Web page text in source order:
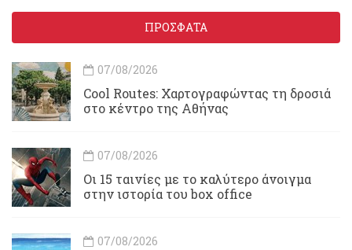
ΠΡΟΣΦΑΤΑ
07/08/2026
Cool Routes: Χαρτογραφώντας τη δροσιά
στο κέντρο της Αθήνας
07/08/2026
Οι 15 ταινίες με το καλύτερο άνοιγμα
στην ιστορία του box office
07/08/2026